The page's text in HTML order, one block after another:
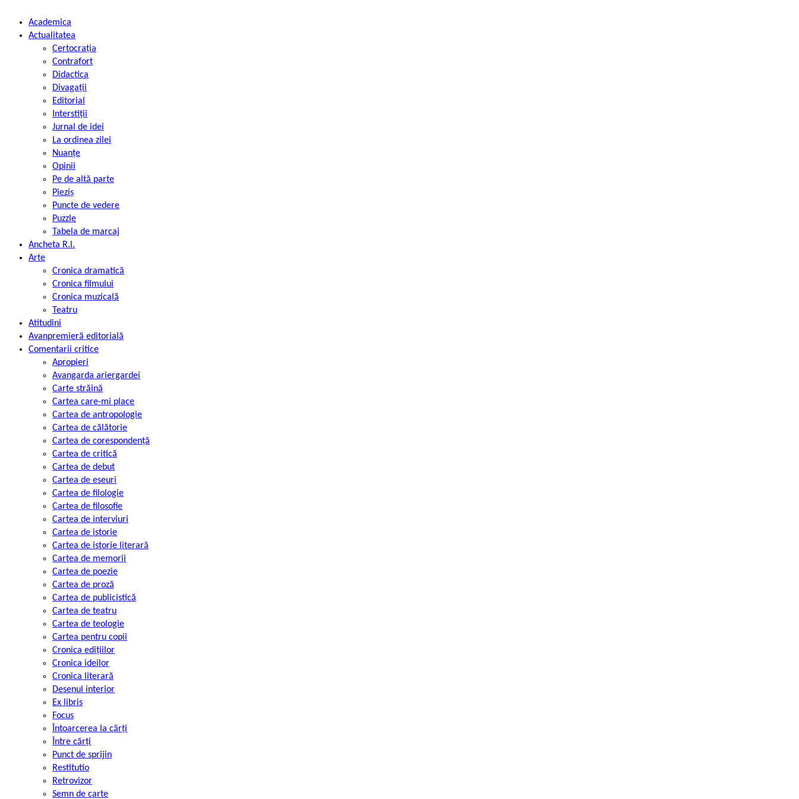
Academica
Actualitatea
Certocrația
Contrafort
Didactica
Divagații
Editorial
Interstiții
Jurnal de idei
La ordinea zilei
Nuanțe
Opinii
Pe de altă parte
Pieziș
Puncte de vedere
Puzzle
Tabela de marcaj
Ancheta R.l.
Arte
Cronica dramatică
Cronica filmului
Cronica muzicală
Teatru
Atitudini
Avanpremieră editorială
Comentarii critice
Apropieri
Avangarda ariergardei
Carte străină
Cartea care-mi place
Cartea de antropologie
Cartea de călătorie
Cartea de corespondență
Cartea de critică
Cartea de debut
Cartea de eseuri
Cartea de filologie
Cartea de filosofie
Cartea de interviuri
Cartea de istorie
Cartea de istorie literară
Cartea de memorii
Cartea de poezie
Cartea de proză
Cartea de publicistică
Cartea de teatru
Cartea de teologie
Cartea pentru copii
Cronica edițiilor
Cronica ideilor
Cronica literară
Desenul interior
Ex libris
Focus
Întoarcerea la cărți
Între cărți
Punct de sprijin
Restitutio
Retrovizor
Semn de carte